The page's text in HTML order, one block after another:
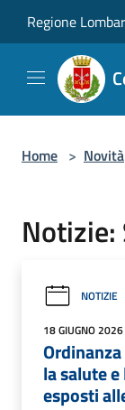
Regione
Home > Novità
Notizie:
NOTIZIE
18 GIUGNO 2026
la salute
esposti